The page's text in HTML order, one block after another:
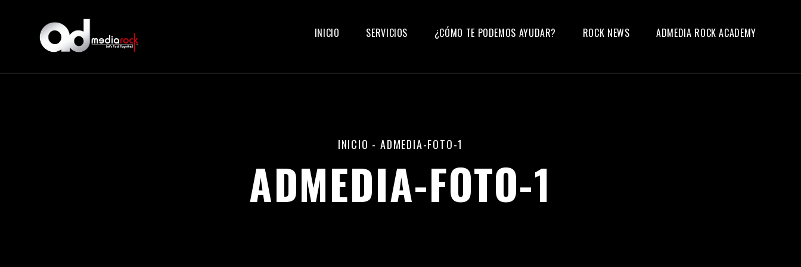
INICIO SERVICIOS ¿CÓMO TE PODEMOS AYUDAR? ROCK NEWS ADMEDIA ROCK ACADEMY
INICIO - ADMEDIA-FOTO-1
ADMEDIA-FOTO-1